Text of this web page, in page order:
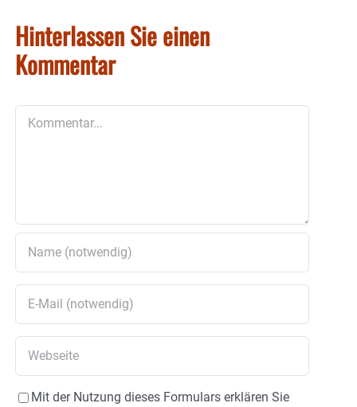
Hinterlassen Sie einen
Kommentar
Mit der Nutzung dieses Formulars erklären Sie